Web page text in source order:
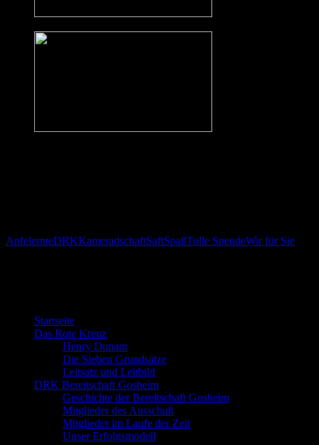
ApfelernteDRKKameradschaftSaftSpaßTolle SpendeWir für Sie
Startseite
Das Rote Kreuz
Henry Dunant
Die Sieben Grundsätze
Leitsatz und Leitbild
DRK Bereitschaft Gosheim
Geschichte der Bereitschaft Gosheim
Mitglieder des Ausschuß
Mitglieder im Laufe der Zeit
Unser Erfolgsmodell